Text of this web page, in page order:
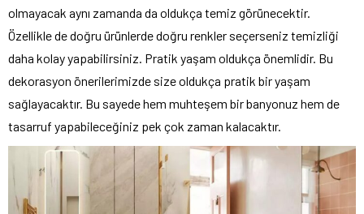
olmayacak aynı zamanda da oldukça temiz görünecektir.
Özellikle de doğru ürünlerde doğru renkler seçerseniz temizliği
daha kolay yapabilirsiniz. Pratik yaşam oldukça önemlidir. Bu
dekorasyon önerilerimizde size oldukça pratik bir yaşam
sağlayacaktır. Bu sayede hem muhteşem bir banyonuz hem de
tasarruf yapabileceğiniz pek çok zaman kalacaktır.